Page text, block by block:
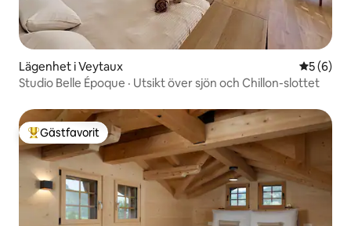
Lägenhet i Veytaux 5 av 5 i
5 (6)
Studio Belle Époque · Utsikt över sjön och Chillon-slottet
Populär gästfavorit
Gästfavorit